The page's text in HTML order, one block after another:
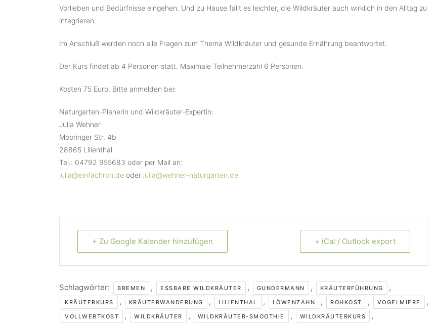
Vorlieben und Bedürfnisse eingehen. Und zu Hause fällt es leichter, die Wildkräuter auch wirklich in den Alltag zu
integrieren.
Im Anschluß werden noch alle Fragen zum Thema Wildkräuter und gesunde Ernährung beantwortet.
Der Kurs findet ab 4 Personen statt. Maximale Teilnehmerzahl 6 Personen.
Kosten 75 Euro. Bitte anmelden bei:
Naturgarten-Planerin und Wildkräuter-Expertin:
Julia Wehner
Mooringer Str. 4b
28865 Lilienthal
Tel.: 04792 955683 oder per Mail an:
julia@einfachroh.de oder julia@wehner-naturgarten.de
+ Zu Google Kalender hinzufügen + iCal / Outlook export
Schlagwörter: BREMEN , ESSBARE WILDKRÄUTER , GUNDERMANN , KRÄUTERFÜHRUNG ,
KRÄUTERKURS , KRÄUTERWANDERUNG , LILIENTHAL , LÖWENZAHN , ROHKOST , VOGELMIERE ,
VOLLWERTKOST , WILDKRÄUTER , WILDKRÄUTER-SMOOTHIE , WILDKRÄUTERKURS ,